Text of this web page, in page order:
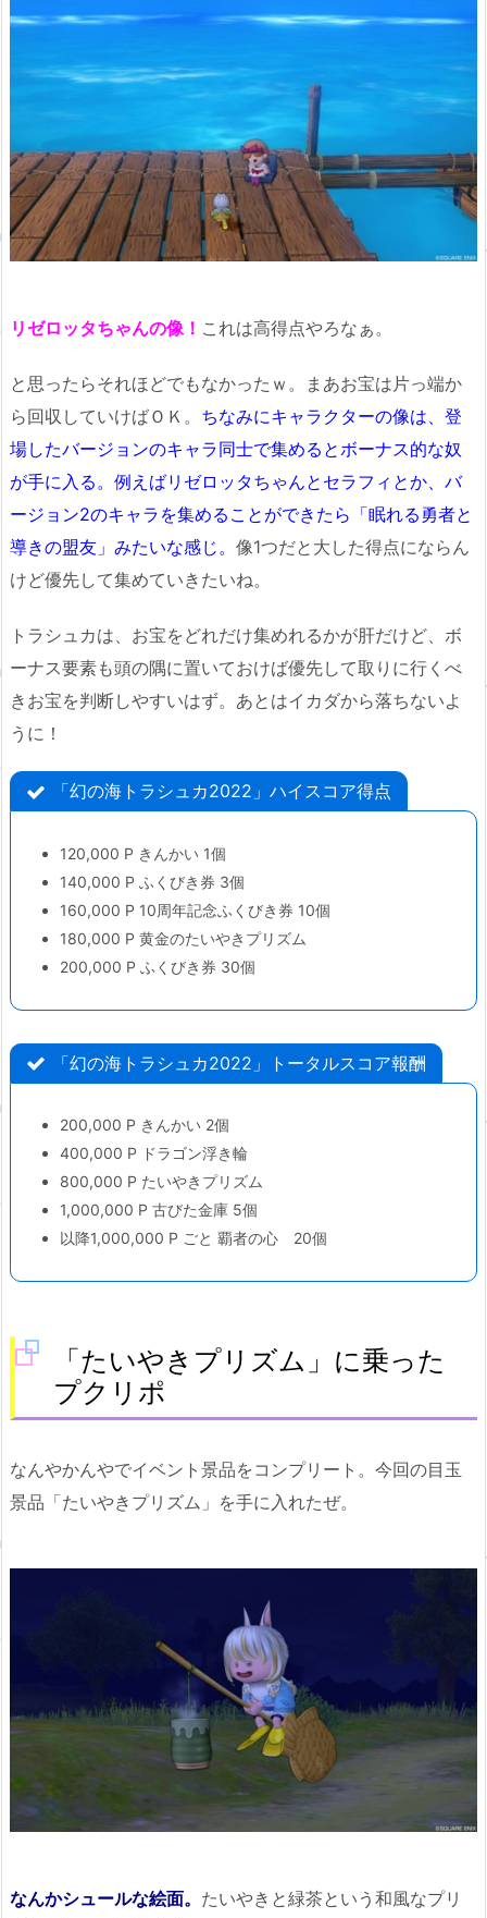
リゼロッタちゃんの像！ これは高得点やろなぁ。
と思ったらそれほどでもなかったｗ。まあお宝は片っ端か
ら回収していけばＯＫ。 ちなみにキャラクターの像は、登
場したバージョンのキャラ同士で集めるとボーナス的な奴
が手に入る。例えばリゼロッタちゃんとセラフィとか、バ
ージョン2のキャラを集めることができたら「眠れる勇者と
導きの盟友」みたいな感じ。 像1つだと大した得点にならん
けど優先して集めていきたいね。
トラシュカは、お宝をどれだけ集めれるかが肝だけど、ボ
ーナス要素も頭の隅に置いておけば優先して取りに行くべ
きお宝を判断しやすいはず。あとはイカダから落ちないよ
うに！
「幻の海トラシュカ2022」ハイスコア得点
120,000 P きんかい 1個
140,000 P ふくびき券 3個
160,000 P 10周年記念ふくびき券 10個
180,000 P 黄金のたいやきプリズム
200,000 P ふくびき券 30個
「幻の海トラシュカ2022」トータルスコア報酬
200,000 P きんかい 2個
400,000 P ドラゴン浮き輪
800,000 P たいやきプリズム
1,000,000 P 古びた金庫 5個
以降1,000,000 P ごと 覇者の心 20個
「たいやきプリズム」に乗った
プクリポ
なんやかんやでイベント景品をコンプリート。今回の目玉
景品「たいやきプリズム」を手に入れたぜ。
なんかシュールな絵面。 たいやきと緑茶という和風なプリ